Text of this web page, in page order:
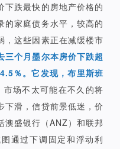
下跌最快的房地产价格的
的家庭债务水平，较高的
，这些因素正在减缓楼市
三个月墨尔本房价下跌超
％。它发现，布里斯班
市场不太可能在不久的将
下滑，信贷前景低迷，价
澳盛银行（ANZ）和联邦
通过下调固定和浮动利